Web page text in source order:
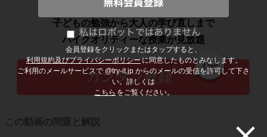
会員登録をクリックまたはタップすると、
利用規約及びプライバシーポリシーに同意したものとみなします。
ご利用のメールサービスで @try-it.jp からのメールの受信を許可して下さ
い。詳しくは
こちら をご覧ください。
子どもの勉強から大人の学び直しまで
ハイクオリティーな授業が見放題
この動画の問題と解説